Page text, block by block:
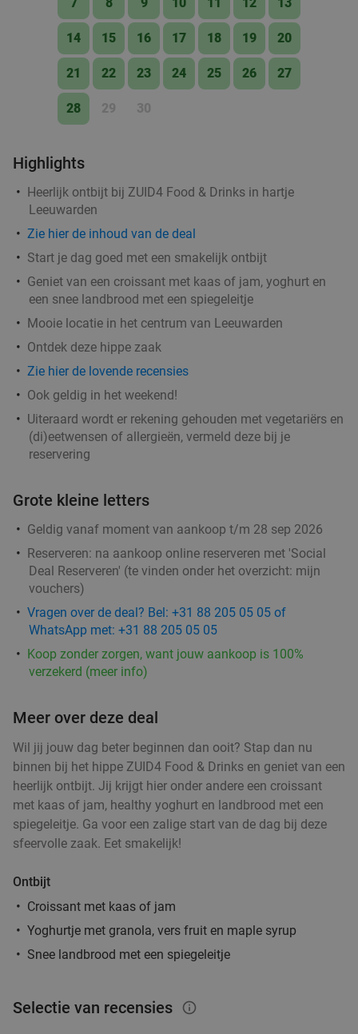
Grand Café JAN!
Verkocht: 154 Regulier €57
€39
Het Spijshuys
Boornbergum
Verkocht: 252 Regulier
€13,95
Caribische All-You-Can-Eat & Drink (2 uur)
Morgen Za
Zo
Taste of Paradise
Leeuwarden
13 min. directions_car
Verkocht: 48
40%
Maaltijd voor 1 persoon of 2 personen om af te
halen bij Kwaliteitsslagerij De Schrans
Za Zo Ma
Kwaliteitsslagerij De Schrans
Leeuwarden
Verkocht: 276 Regulier €12
43%
Maaltijd of wrap naar keuze + bijgerecht +
kroepoek
Roti Royale Drachten
Drachten 14 min.
Verkocht: 79
3-gangendiner à la carte
Leeuwarden
14 15 16 17 18 19 20
21 22 23 24 25 26 27
28 29 30
Highlights
Heerlijk ontbijt bij ZUID4 Food & Drinks in hartje
Leeuwarden
Zie hier de inhoud van de deal
Start je dag goed met een smakelijk ontbijt
Geniet van een croissant met kaas of jam, yoghurt en
een snee landbrood met een spiegeleitje
Mooie locatie in het centrum van Leeuwarden
Ontdek deze hippe zaak
Zie hier de lovende recensies
Ook geldig in het weekend!
Uiteraard wordt er rekening gehouden met vegetariërs en
(di)eetwensen of allergieën, vermeld deze bij je
reservering
Grote kleine letters
Geldig vanaf moment van aankoop t/m 28 sep 2026
Reserveren: na aankoop online reserveren met 'Social
Deal Reserveren' (te vinden onder het overzicht: mijn
vouchers)
Vragen over de deal? Bel: +31 88 205 05 05 of
WhatsApp met: +31 88 205 05 05
Koop zonder zorgen, want jouw aankoop is 100%
verzekerd (meer info)
Meer over deze deal
Wil jij jouw dag beter beginnen dan ooit? Stap dan nu
binnen bij het hippe ZUID4 Food & Drinks en geniet van een
heerlijk ontbijt. Jij krijgt hier onder andere een croissant
met kaas of jam, healthy yoghurt en landbrood met een
spiegeleitje. Ga voor een zalige start van de dag bij deze
sfeervolle zaak. Eet smakelijk!
Ontbijt
Croissant met kaas of jam
Yoghurtje met granola, vers fruit en maple syrup
Snee landbrood met een spiegeleitje
Selectie van recensies info_outlined